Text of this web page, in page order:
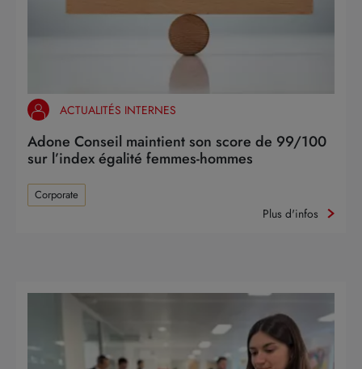
ACTUALITÉS INTERNES
Adone Conseil maintient son score de 99/100
sur l’index égalité femmes-hommes
Corporate
Plus d'infos